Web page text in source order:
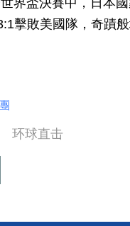
界盃決賽中，日本
擊敗美國隊，奇蹟
环球直击